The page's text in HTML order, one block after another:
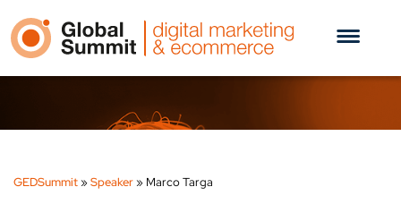
GEDSummit»Speaker» Marco Targa